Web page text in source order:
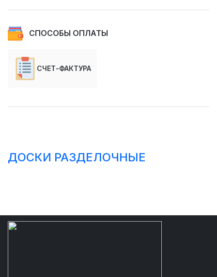
СПОСОБЫ ОПЛАТЫ
СЧЕТ-ФАКТУРА
ДОСКИ РАЗДЕЛОЧНЫЕ